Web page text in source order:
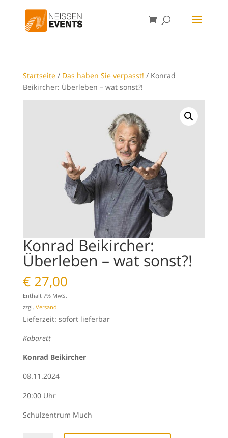
Startseite / Das haben Sie verpasst! / Konrad
Beikircher: Überleben – wat sonst?!
Konrad Beikircher:
Überleben – wat sonst?!
€27,00
Enthält 7% MwSt
zzgl. Versand
Lieferzeit: sofort lieferbar
Kabarett
Konrad Beikircher
08.11.2024
20:00 Uhr
Schulzentrum Much